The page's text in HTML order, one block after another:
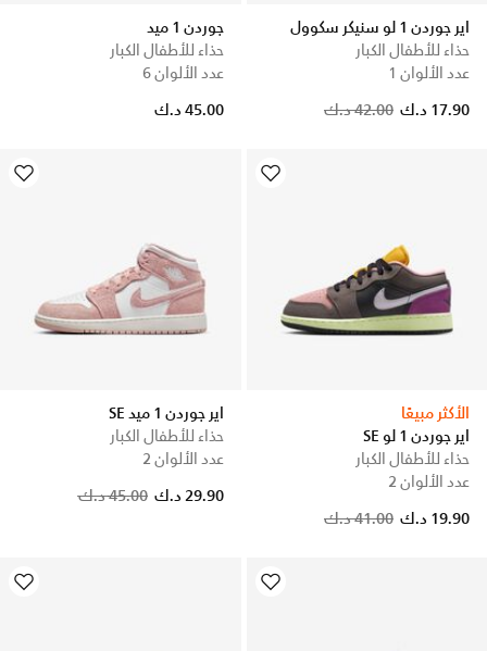
اير جوردن 1 لو سنيكر سكوول
حذاء للأطفال الكبار
عدد الألوان 1
42.00 د.ك
17.90 د.ك
جوردن 1 ميد
حذاء للأطفال الكبار
عدد الألوان 6
45.00 د.ك
الأكثر مبيعًا
اير جوردن 1 لو SE
حذاء للأطفال الكبار
عدد الألوان 2
41.00 د.ك
19.90 د.ك
اير جوردن 1 ميد SE
حذاء للأطفال الكبار
عدد الألوان 2
Price reduced from
45.00 د.ك 29.90 د.ك